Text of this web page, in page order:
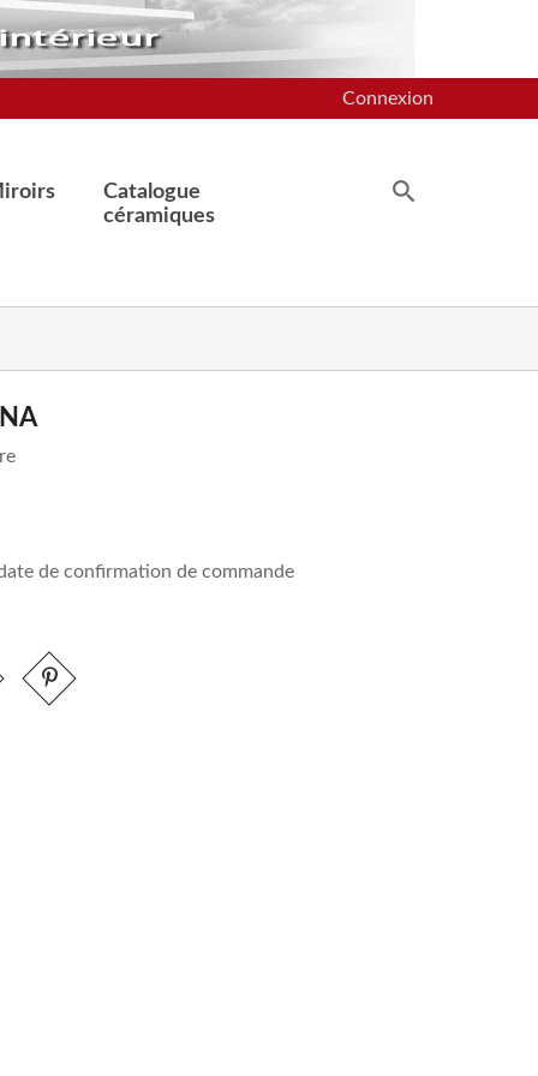
Connexion
Catalogue
céramiques
de confirmation de commande